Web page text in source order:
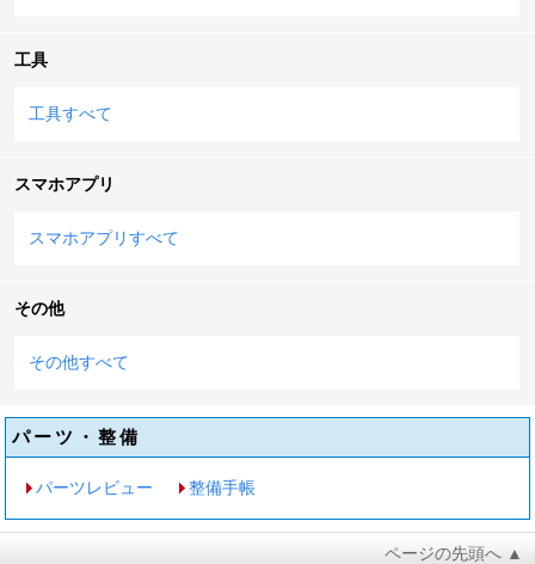
工具
工具すべて
スマホアプリ
スマホアプリすべて
その他
その他すべて
パーツ・整備
パーツレビュー 整備手帳
ページの先頭へ ▲